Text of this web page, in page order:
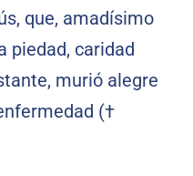
que, amadísimo
piedad, caridad
murió alegre
(†